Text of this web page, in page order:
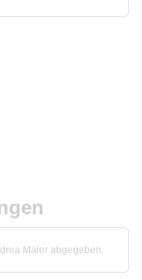
Maier abgegeben.